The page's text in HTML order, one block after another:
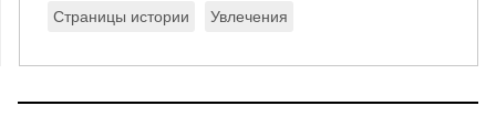
Страницы истории Увлечения